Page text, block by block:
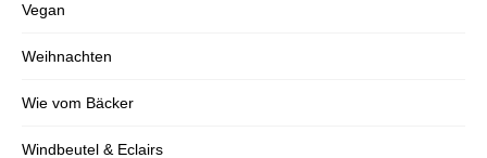
Vegan
Weihnachten
Wie vom Bäcker
Windbeutel & Eclairs